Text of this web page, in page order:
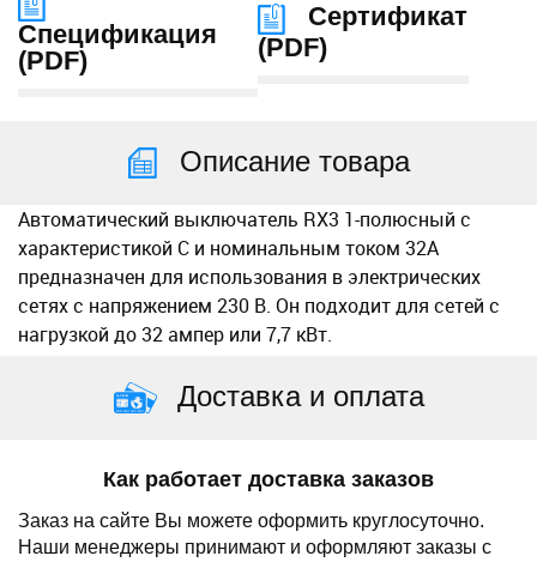
Спецификация
(PDF)
Сертификат
(PDF)
Описание товара
Автоматический выключатель RX3 1-полюсный с
характеристикой C и номинальным током 32А
предназначен для использования в электрических
сетях с напряжением 230 В. Он подходит для сетей с
нагрузкой до 32 ампер или 7,7 кВт.
Доставка и оплата
Как работает доставка заказов
Заказ на сайте Вы можете оформить круглосуточно.
Наши менеджеры принимают и оформляют заказы с